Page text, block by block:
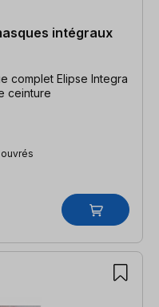
intégraux
complet Elipse Integra
ceinture